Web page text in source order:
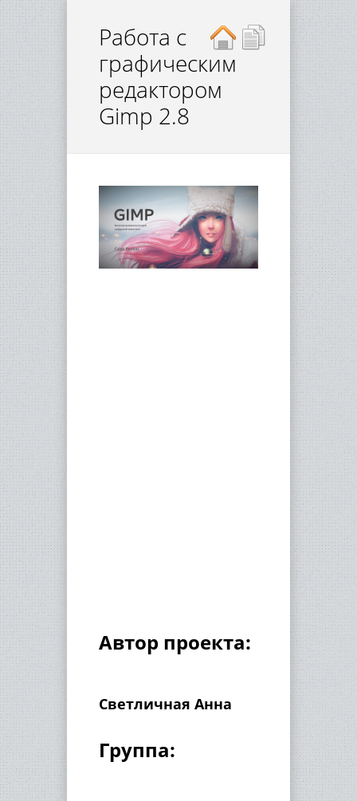
Работа с
графическим
редактором
Gimp 2.8
Автор проекта:
Светличная Анна
Группа: